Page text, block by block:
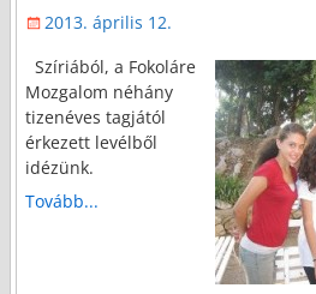
2013. április 12.
Szíriából, a Fokoláre
Mozgalom néhány
tizenéves tagjától
érkezett levélből
idézünk.
Tovább...